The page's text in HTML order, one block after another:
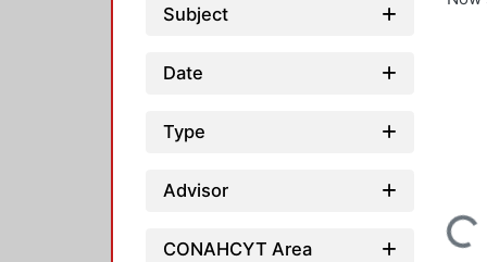
Subject
Date
Type
Advisor
CONAHCYT Area
Loading...